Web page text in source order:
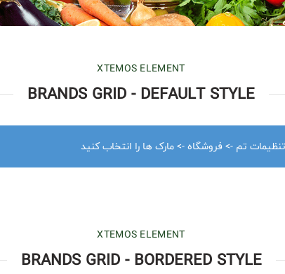
XTEMOS ELEMENT
BRANDS GRID - DEFAULT STYLE
تم -> فروشگاه -> مارک ها را انتخاب کنید
XTEMOS ELEMENT
BRANDS GRID - BORDERED STYLE